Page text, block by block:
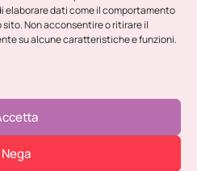
dati come il comportamento
Non acconsentire o ritirare il
su alcune caratteristiche e funzioni.
Nega
Cromaton
DAY SURGERY
Arianna Braconi –
Digital Comm Srl